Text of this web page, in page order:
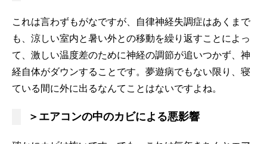
これは言わずもがなですが、自律神経失調症はあくまで
も、涼しい室内と暑い外との移動を繰り返すことによっ
て、激しい温度差のために神経の調節が追いつかず、神
経自体がダウンすることです。夢遊病でもない限り、寝
ている間に外に出るなんてことはないですよね。
＞エアコンの中のカビによる悪影響